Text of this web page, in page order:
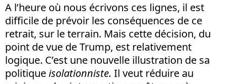
A l’heure où nous écrivons ces lignes, il est
difficile de prévoir les conséquences de ce
retrait, sur le terrain. Mais cette décision, du
point de vue de Trump, est relativement
logique. C’est une nouvelle illustration de sa
politiqueisolationniste. Il veut réduire au